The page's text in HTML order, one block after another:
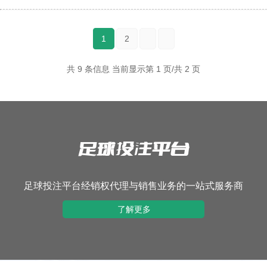
1 2
共 9 条信息 当前显示第 1 页/共 2 页
足球投注平台
足球投注平台经销权代理与销售业务的一站式服务商
了解更多